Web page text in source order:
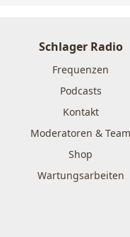
Schlager Radio
Frequenzen
Podcasts
Kontakt
Moderatoren & Team
Shop
Wartungsarbeiten